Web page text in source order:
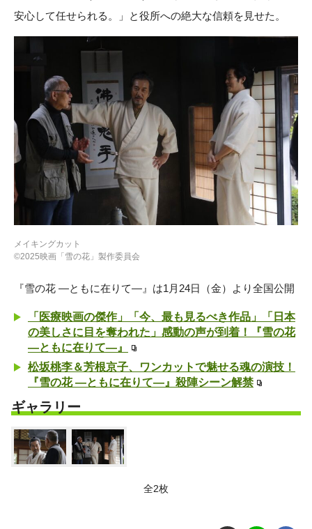
安心して任せられる。」と役所への絶大な信頼を見せた。
メイキングカット
©2025映画「雪の花」製作委員会
『雪の花 ―ともに在りて―』は1月24日（金）より全国公開
「医療映画の傑作」「今、最も見るべき作品」「日本
の美しさに目を奪われた」感動の声が到着！『雪の花
―ともに在りて―』
松坂桃李＆芳根京子、ワンカットで魅せる魂の演技！
『雪の花 ―ともに在りて―』殺陣シーン解禁
ギャラリー
全2枚